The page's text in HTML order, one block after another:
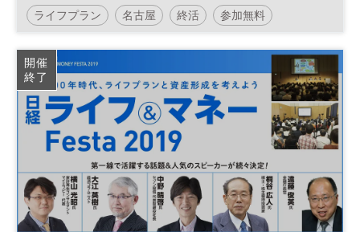
ライフプラン 名古屋 終活 参加無料
開催
終了